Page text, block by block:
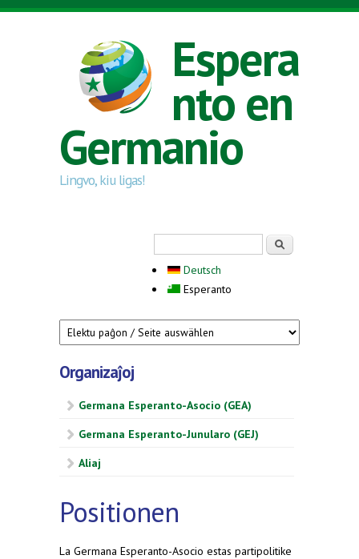
Skip to main content
Espera
nto en
Germanio
Lingvo, kiu ligas!
Deutsch
Esperanto
Organizaĵoj
Germana Esperanto-Asocio (GEA)
Germana Esperanto-Junularo (GEJ)
Aliaj
Positionen
La Germana Esperanto-Asocio estas partipolitike